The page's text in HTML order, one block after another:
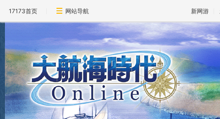
17173首页 网站导航 新网游